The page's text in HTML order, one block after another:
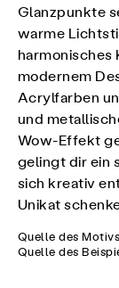
Glanzpunkte
warme
harmonisches
modernem
Acrylfarben
und
Wow-Effekt
gelingt dir ein
sich kreativ
Unikat
Quelle des
Quelle des